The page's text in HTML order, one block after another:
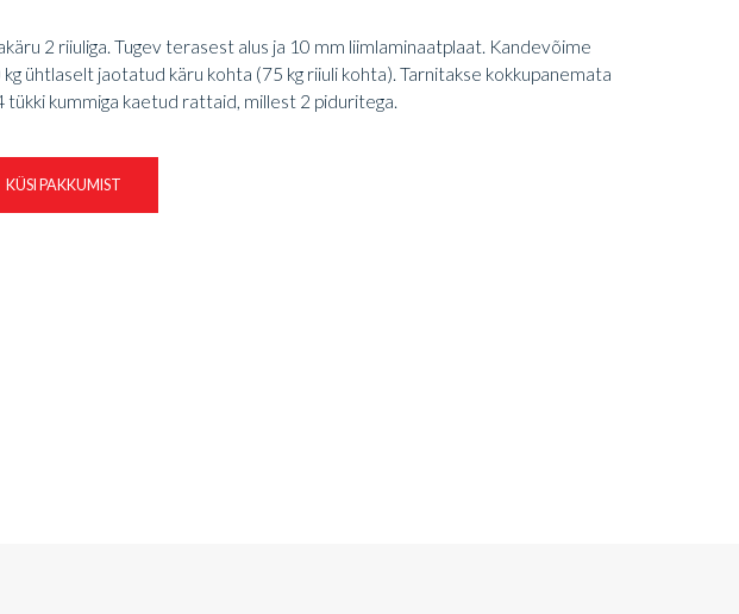
2 riiuliga. Tugev terasest alus ja 10 mm liimlaminaatplaat. Kandevõime
kg ühtlaselt jaotatud käru kohta (75 kg riiuli kohta). Tarnitakse kokkupanemata
tükki kummiga kaetud rattaid, millest 2 piduritega.
KÜSI PAKKUMIST